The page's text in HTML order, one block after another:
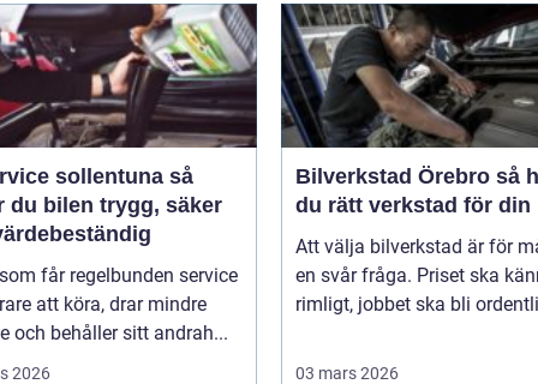
sollentuna så
du bilen trygg, säker
får regelbunden service
att köra, drar mindre
och behåller sitt andrah...
2026
Bilverkstad Örebro så hittar
du rätt verkstad för din
Att välja bilverkstad är för
en svår fråga. Priset ska
rimligt, jobbet ska bli
03 mars 2026